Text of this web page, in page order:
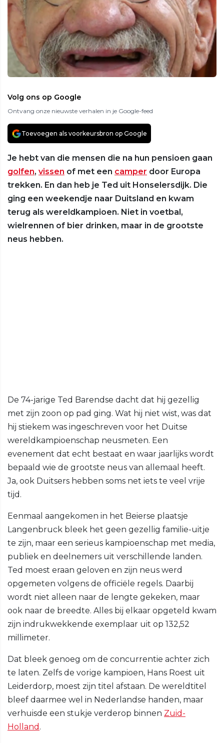
Volg ons op Google
Ontvang onze nieuwste verhalen in je Google-feed
Toevoegen als voorkeursbron op Google
Je hebt van die mensen die na hun pensioen gaan
golfen, vissen of met een camper door Europa
trekken. En dan heb je Ted uit Honselersdijk. Die
ging een weekendje naar Duitsland en kwam
terug als wereldkampioen. Niet in voetbal,
wielrennen of bier drinken, maar in de grootste
neus hebben.
De 74-jarige Ted Barendse dacht dat hij gezellig
met zijn zoon op pad ging. Wat hij niet wist, was dat
hij stiekem was ingeschreven voor het Duitse
wereldkampioenschap neusmeten. Een
evenement dat echt bestaat en waar jaarlijks wordt
bepaald wie de grootste neus van allemaal heeft.
Ja, ook Duitsers hebben soms net iets te veel vrije
tijd.
Eenmaal aangekomen in het Beierse plaatsje
Langenbruck bleek het geen gezellig familie-uitje
te zijn, maar een serieus kampioenschap met media,
publiek en deelnemers uit verschillende landen.
Ted moest eraan geloven en zijn neus werd
opgemeten volgens de officiële regels. Daarbij
wordt niet alleen naar de lengte gekeken, maar
ook naar de breedte. Alles bij elkaar opgeteld kwam
zijn indrukwekkende exemplaar uit op 132,52
millimeter.
Dat bleek genoeg om de concurrentie achter zich
te laten. Zelfs de vorige kampioen, Hans Roest uit
Leiderdorp, moest zijn titel afstaan. De wereldtitel
bleef daarmee wel in Nederlandse handen, maar
verhuisde een stukje verderop binnen Zuid-
Holland .